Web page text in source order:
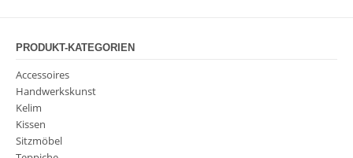
PRODUKT-KATEGORIEN
Accessoires
Handwerkskunst
Kelim
Kissen
Sitzmöbel